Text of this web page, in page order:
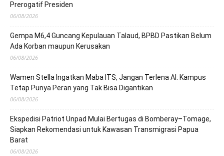
Prerogatif Presiden
06/08/2026
Gempa M6,4 Guncang Kepulauan Talaud, BPBD Pastikan Belum
Ada Korban maupun Kerusakan
06/08/2026
Wamen Stella Ingatkan Maba ITS, Jangan Terlena AI: Kampus
Tetap Punya Peran yang Tak Bisa Digantikan
06/08/2026
Ekspedisi Patriot Unpad Mulai Bertugas di Bomberay–Tomage,
Siapkan Rekomendasi untuk Kawasan Transmigrasi Papua
Barat
06/08/2026